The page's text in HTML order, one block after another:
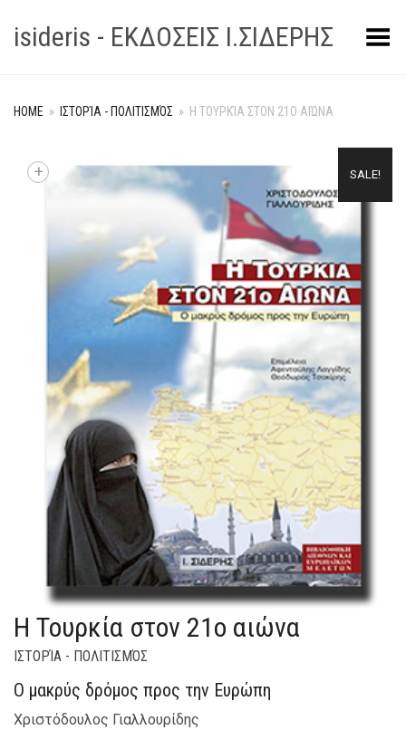
isideris - ΕΚΔΟΣΕΙΣ Ι.ΣΙΔΕΡΗΣToggle Menu
HOME » ΙΣΤΟΡΊΑ - ΠΟΛΙΤΙΣΜΌΣ » Η ΤΟΥΡΚΊΑ ΣΤΟΝ 21Ο ΑΙΏΝΑ
SALE!
+
Η Τουρκία στον 21ο αιώνα
ΙΣΤΟΡΊΑ - ΠΟΛΙΤΙΣΜΌΣ
Ο μακρύς δρόμος προς την Ευρώπη
Χριστόδουλος Γιαλλουρίδης